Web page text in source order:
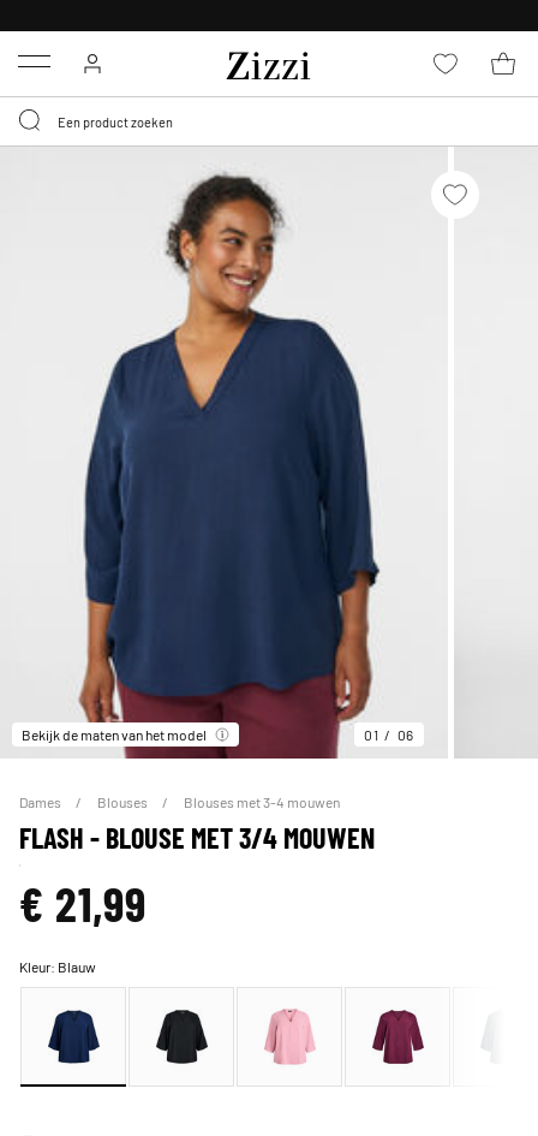
Menu
Bekijk de maten van het model 01 06
Dames Blouses Blouses met 3-4 mouwen
FLASH - BLOUSE MET 3/4 MOUWEN
€ 21,99
Kleur: Blauw